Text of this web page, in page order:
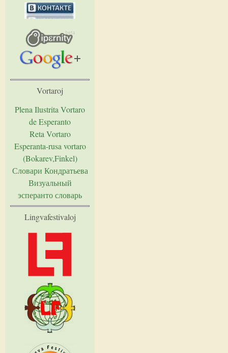
Vortaroj
Plena Ilustrita Vortaro
de Esperanto
Reta Vortaro
Esperanta-rusa vortaro
(Bokarev,Finkel)
Словари Кондратьева
Визуальный
эсперанто словарь
Lingvafestivaloj